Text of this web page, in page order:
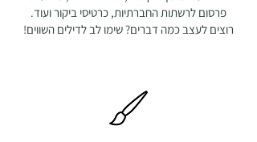
פרסום לרשתות החברתיות, כרטיסי ביקור ועוד.
רוצים לעצב כמה דברים? שימו לב לדילים השווים!